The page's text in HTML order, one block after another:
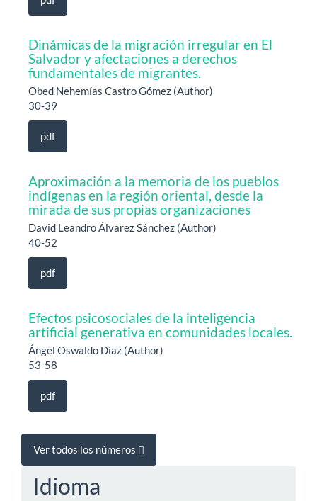
Dinámicas de la migración irregular en El
Salvador y afectaciones a derechos
fundamentales de migrantes.
Obed Nehemías Castro Gómez (Author)
30-39
pdf
Aproximación a la memoria de los pueblos
indígenas en la región oriental, desde la
mirada de sus propias organizaciones
David Leandro Álvarez Sánchez (Author)
40-52
pdf
Efectos psicosociales de la inteligencia
artificial generativa en comunidades locales.
Ángel Oswaldo Díaz (Author)
53-58
pdf
Ver todos los números
Idioma